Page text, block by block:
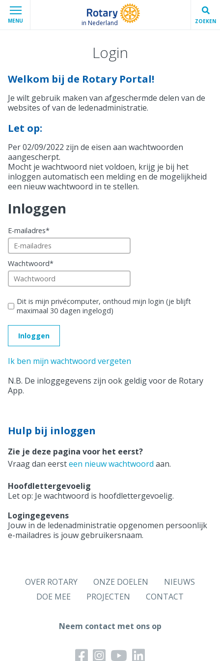
MENU in Nederland ZOEKEN
Login
Welkom bij de Rotary Portal!
Je wilt gebruik maken van afgeschermde delen van de
websites of van de ledenadministratie.
Let op:
Per 02/09/2022 zijn de eisen aan wachtwoorden
aangescherpt.
Mocht je wachtwoord niet voldoen, krijg je bij het
inloggen automatisch een melding en de mogelijkheid
een nieuw wachtwoord in te stellen.
Inloggen
E-mailadres*
Wachtwoord*
Dit is mijn privécomputer, onthoud mijn login (je blijft
maximaal 30 dagen ingelogd)
Ik ben mijn wachtwoord vergeten
N.B. De inloggegevens zijn ook geldig voor de Rotary
App.
Hulp bij inloggen
Zie je deze pagina voor het eerst?
Vraag dan eersteen nieuw wachtwoord aan.
Hoofdlettergevoelig
Let op: Je wachtwoord is hoofdlettergevoelig.
Logingegevens
Jouw in de ledenadministratie opgenomen persoonlijk
e-mailadres is jouw gebruikersnaam.
OVER ROTARY ONZE DOELEN
NIEUWS
DOE MEE
PROJECTEN CONTACT
Neem contact met ons op